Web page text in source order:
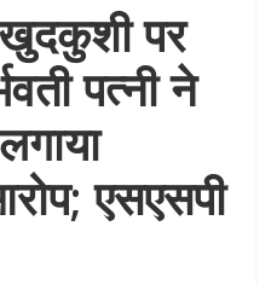
पर
पत्नी ने
एसएसपी